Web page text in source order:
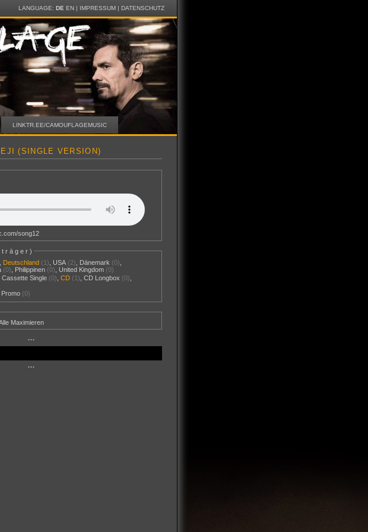
LANGUAGE: DE EN| IMPRESSUM| DATENSCHUTZ
LINKTR.EE/CAMOUFLAGEMUSIC
(SINGLE VERSION)
song12
)
Deutschland (1) USA (2) Dänemark (0)
(0) Philippinen (0) United Kingdom (0)
,Cassette Single (0) ,CD (1) ,CD Longbox (0)
Promo (0)
Maximieren
···
···